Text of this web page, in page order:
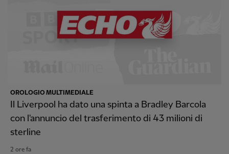
OROLOGIO MULTIMEDIALE
Il Liverpool ha dato una spinta a Bradley Barcola
con l'annuncio del trasferimento di 43 milioni di
sterline
2 ore fa